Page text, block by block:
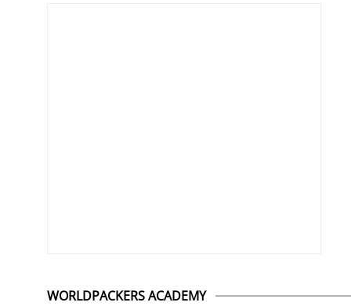
WORLDPACKERS ACADEMY